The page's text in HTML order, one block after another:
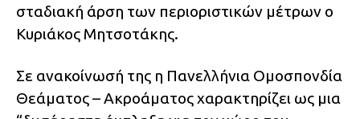
σταδιακή άρση των περιοριστικών μέτρων ο
Κυριάκος Μητσοτάκης.
Σε ανακοίνωσή της η Πανελλήνια Ομοσπονδία
Θεάματος – Ακροάματος χαρακτηρίζει ως μια